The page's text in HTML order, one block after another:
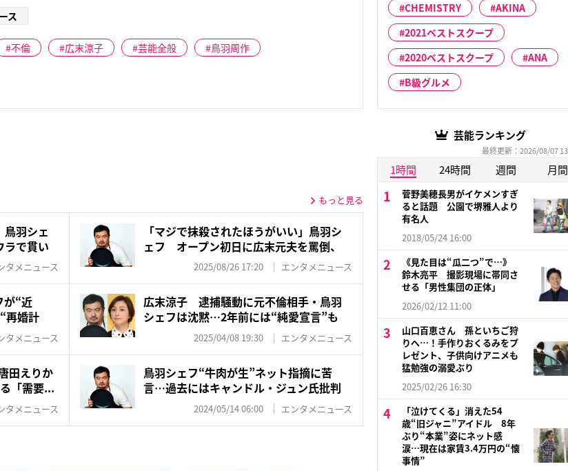
ス
不倫 広末涼子 芸能全般 鳥羽周作
もっと見る
鳥羽シェ
で貫い
タメニュース
「マジで抹殺されたほうがいい」鳥羽シ
ェフ オープン初日に広末元夫を罵倒、
2025/08/26 17:20 エンタメニュース
“近
再婚計
タメニュース
広末涼子 逮捕騒動に元不倫相手・鳥羽
シェフは沈黙…2年前には“純愛宣言”も
2025/04/08 19:30 エンタメニュース
田えりか
「需要...
タメニュース
鳥羽シェフ“牛肉が生”ネット指摘に苦
言…過去にはキャンドル・ジュン氏批判
2024/05/14 06:00 エンタメニュース
CHEMISTRY
AKINA
2021ベストスクープ
2020ベストスクープ
ANA
B級グルメ
芸能ランキング
最終更新：2026/08/07
1時間 24時間 週間 月間
菅野美穂長男がイケメンすぎ
ると話題 公園で堺雅人より
有名人
2018/05/24 16:00
《見た目は“瓜二つ”で…》
鈴木亮平 撮影現場に帯同さ
せる「男性集団の正体」
2026/02/12 11:00
山口百恵さん 孫といちご狩
りへ…！手作りおくるみをプ
レゼント、子供向けアニメも
猛勉強の溺愛ぶり
2025/02/26 16:30
「泣けてくる」消えた54
歳“旧ジャニ”アイドル 8年
ぶり“本業”姿にネット感
涙…現在は家賃3.4万円の“懐
事情”